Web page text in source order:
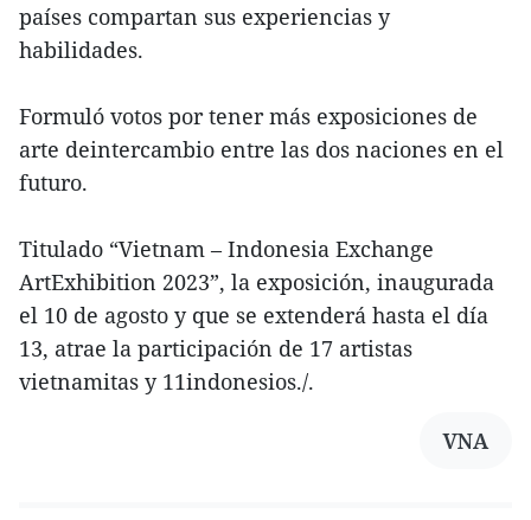
países compartan sus experiencias y
habilidades.
Formuló votos por tener más exposiciones de
arte deintercambio entre las dos naciones en el
futuro.
Titulado “Vietnam – Indonesia Exchange
ArtExhibition 2023”, la exposición, inaugurada
el 10 de agosto y que se extenderá hasta el día
13, atrae la participación de 17 artistas
vietnamitas y 11indonesios./.
VNA